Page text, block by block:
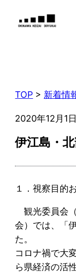
TOP > 新着情
2020年12月1日
伊江島・
１．視察目的
観光委員会
会）では、「
た。
コロナ禍で大
ら県経済の活